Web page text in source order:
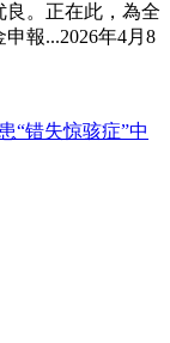
。正在此，為全
報...2026年4月8
“错失惊骇症”中